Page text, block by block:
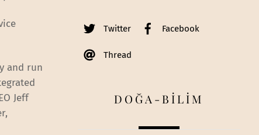
and run
Jeff
Twitter Facebook
Thread
DOĞA-BİLİM